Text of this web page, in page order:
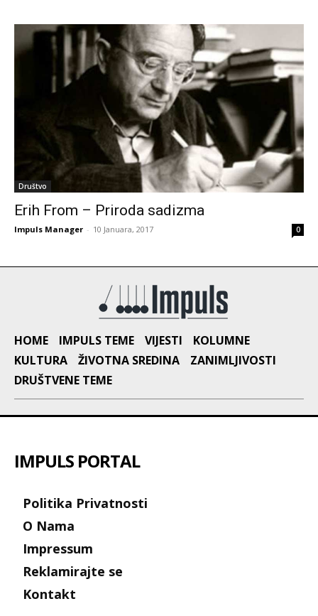
Društvo
Erih From – Priroda sadizma
Impuls Manager - 10 Januara, 2017 0
HOME IMPULS TEME VIJESTI
KOLUMNE
KULTURA
ŽIVOTNA SREDINA
ZANIMLJIVOSTI
DRUŠTVENE TEME
IMPULS PORTAL
Politika Privatnosti
O Nama
Impressum
Reklamirajte se
Kontakt